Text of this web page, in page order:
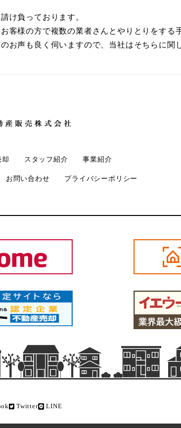
け負っております。
客様の方で複数の業者さんとやりとりをする
声も良く伺いますので、当社はそちらに関
却 スタッフ紹介 事業紹介
お問い合わせ プライバシーポリシー
Twitter LINE